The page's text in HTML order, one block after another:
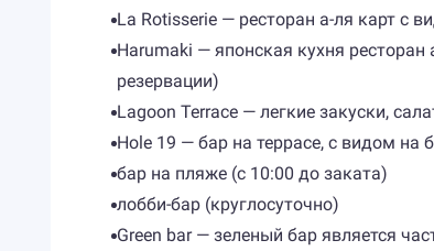
La Rotisserie — ресторан а-ля карт с
Harumaki — японская кухня ресторан
резервации)
Lagoon Terrace — легкие закуски,
Hole 19 — бар на террасе, с видом на
бар на пляже (с 10:00 до заката)
лобби-бар (круглосуточно)
Green bar — зеленый бар является